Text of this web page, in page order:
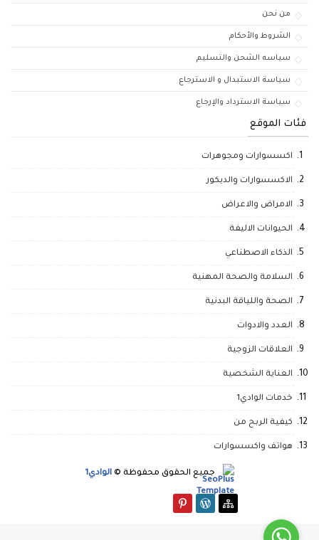
من نحن
الشروط والأحكام
سياسه الشحن والتسليم
سياسة الاستبدال و الاسترجاع
سياسة الاسترداد والإرجاع
فئات الموقع
اكسسوارات ومجوهرات
الاكسسوارات والديكور
الامراض والاعراض
الحيوانات الاليفة
الذكاء الاصطناعي
السلامة والصحة المهنية
الصحة واللياقة البدنية
العدد والادوات
العلاقات الزوجية
العناية الشخصية
خدمات الوادي1
كيفية الربح من
هواتف واكسسوارات
جميع الحقوق محفوظة © الوادي1